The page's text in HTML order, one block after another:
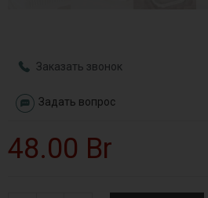
Заказать звонок
Задать вопрос
48.00 Br